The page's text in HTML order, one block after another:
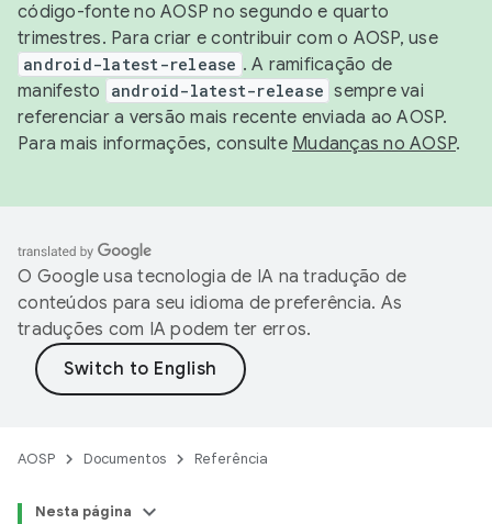
código-fonte no AOSP no segundo e quarto
trimestres. Para criar e contribuir com o AOSP, use
android-latest-release . A ramificação de
manifesto
android-latest-release sempre vai
referenciar a versão mais recente enviada ao AOSP.
Para mais informações, consulte Mudanças no AOSP.
O Google usa tecnologia de IA na tradução de
conteúdos para seu idioma de preferência. As
traduções com IA podem ter erros.
AOSP Documentos Referência
Nesta página